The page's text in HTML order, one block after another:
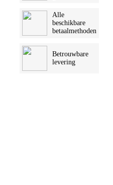
Alle
beschikbare
betaalmethoden
Betrouwbare
levering